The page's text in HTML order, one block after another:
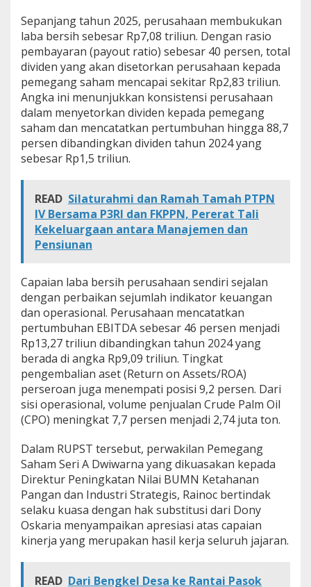
R
p
2
,
8
3
T
r
i
l
i
u
Sepanjang tahun 2025, perusahaan membukukan
laba bersih sebesar Rp7,08 triliun. Dengan rasio
pembayaran (payout ratio) sebesar 40 persen, total
dividen yang akan disetorkan perusahaan kepada
pemegang saham mencapai sekitar Rp2,83 triliun.
Angka ini menunjukkan konsistensi perusahaan
dalam menyetorkan dividen kepada pemegang
saham dan mencatatkan pertumbuhan hingga 88,7
persen dibandingkan dividen tahun 2024 yang
sebesar Rp1,5 triliun.
READ Silaturahmi dan Ramah Tamah PTPN
IV Bersama P3RI dan FKPPN, Pererat Tali
Kekeluargaan antara Manajemen dan
Pensiunan
Capaian laba bersih perusahaan sendiri sejalan
dengan perbaikan sejumlah indikator keuangan
dan operasional. Perusahaan mencatatkan
pertumbuhan EBITDA sebesar 46 persen menjadi
Rp13,27 triliun dibandingkan tahun 2024 yang
berada di angka Rp9,09 triliun. Tingkat
pengembalian aset (Return on Assets/ROA)
perseroan juga menempati posisi 9,2 persen. Dari
sisi operasional, volume penjualan Crude Palm Oil
(CPO) meningkat 7,7 persen menjadi 2,74 juta ton.
Dalam RUPST tersebut, perwakilan Pemegang
Saham Seri A Dwiwarna yang dikuasakan kepada
Direktur Peningkatan Nilai BUMN Ketahanan
Pangan dan Industri Strategis, Rainoc bertindak
selaku kuasa dengan hak substitusi dari Dony
Oskaria menyampaikan apresiasi atas capaian
kinerja yang merupakan hasil kerja seluruh jajaran.
READ Dari Bengkel Desa ke Rantai Pasok